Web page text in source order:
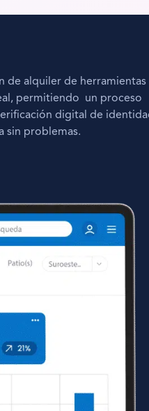
de alquiler de herramientas
permitiendo un proceso
digital de
sin problemas.